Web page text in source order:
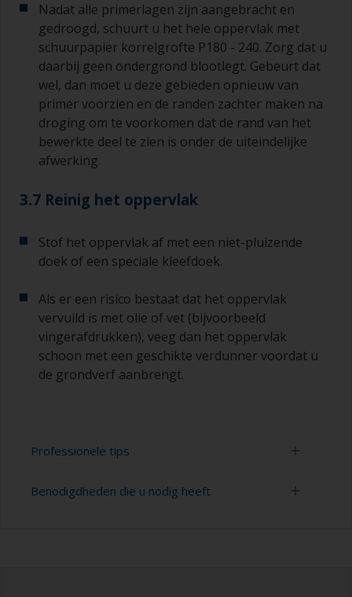
Nadat alle primerlagen zijn aangebracht en
gedroogd, schuurt u het hele oppervlak met
schuurpapier korrelgrofte P180 - 240. Zorg dat u
daarbij geen ondergrond blootlegt. Gebeurt dat
wel, dan moet u deze gebieden opnieuw van
primer voorzien en de randen zachter maken na
droging om te voorkomen dat de rand van het
bewerkte deel te zien is onder de uiteindelijke
afwerking.
3.7 Reinig het oppervlak
Stof het oppervlak af met een niet-pluizende
doek of een speciale kleefdoek.
Als er een risico bestaat dat het oppervlak
vervuild is met olie of vet (bijvoorbeeld
vingerafdrukken), veeg dan het oppervlak
schoon met een geschikte verdunner voordat u
de grondverf aanbrengt.
Professionele tips
Schilderen met een verfroller:
Benodigdheden die u nodig heeft